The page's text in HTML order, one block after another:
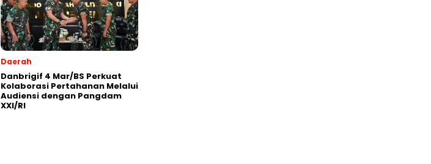
Daerah
Danbrigif 4 Mar/BS Perkuat
Kolaborasi Pertahanan Melalui
Audiensi dengan Pangdam
XXI/RI